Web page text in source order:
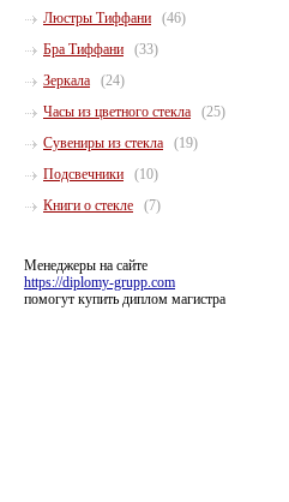
Люстры Тиффани
(46)
Бра Тиффани
(33)
Зеркала
(24)
Часы из цветного стекла
(25)
Сувениры из стекла
(19)
Подсвечники
(10)
Книги о стекле
(7)
Менеджеры на сайте
https://diplomy-grupp.com
помогут купить диплом магистра